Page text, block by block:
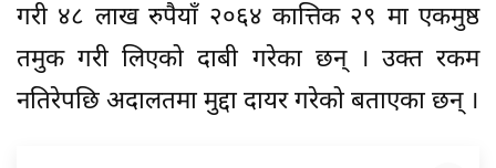
गरी ४८ लाख रुपैयाँ २०६४ कात्तिक २९ मा एकमुष्ठ
तमुक गरी लिएको दाबी गरेका छन् । उक्त रकम
नतिरेपछि अदालतमा मुद्दा दायर गरेको बताएका छन् ।